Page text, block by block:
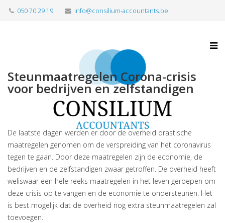
050 70 29 19 info@consilium-accountants.be
Steunmaatregelen Corona-crisis
voor bedrijven en zelfstandigen
De laatste dagen werden er door de overheid drastische
maatregelen genomen om de verspreiding van het coronavirus
tegen te gaan. Door deze maatregelen zijn de economie, de
bedrijven en de zelfstandigen zwaar getroffen. De overheid heeft
weliswaar een hele reeks maatregelen in het leven geroepen om
deze crisis op te vangen en de economie te ondersteunen. Het
is best mogelijk dat de overheid nog extra steunmaatregelen zal
toevoegen.